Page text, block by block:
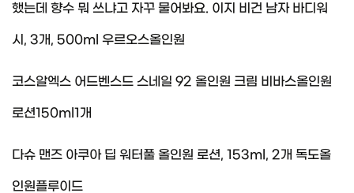
했는데 향수 뭐 쓰냐고 자꾸 물어봐요. 이지 비건 남자 바디워
시, 3개, 500ml 우르오스올인원
코스알엑스 어드벤스드 스네일 92 올인원 크림 비바스올인원
로션150ml1개
다슈 맨즈 아쿠아 딥 워터풀 올인원 로션, 153ml, 2개 독도올
인원플루이드